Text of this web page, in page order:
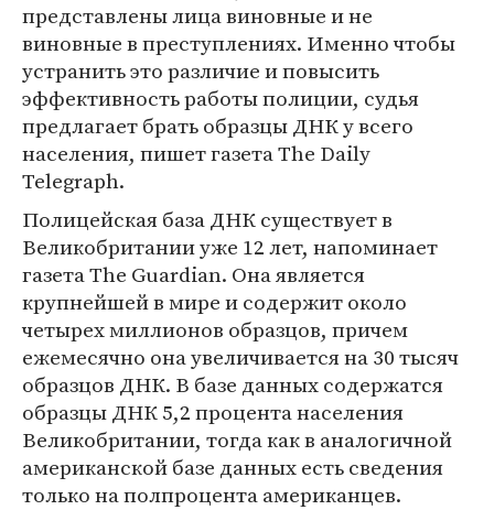
представлены лица виновные и не
виновные в преступлениях. Именно чтобы
устранить это различие и повысить
эффективность работы полиции, судья
предлагает брать образцы ДНК у всего
населения, пишет газета The Daily
Telegraph.
Полицейская база ДНК существует в
Великобритании уже 12 лет, напоминает
газета The Guardian. Она является
крупнейшей в мире и содержит около
четырех миллионов образцов, причем
ежемесячно она увеличивается на 30 тысяч
образцов ДНК. В базе данных содержатся
образцы ДНК 5,2 процента населения
Великобритании, тогда как в аналогичной
американской базе данных есть сведения
только на полпроцента американцев.